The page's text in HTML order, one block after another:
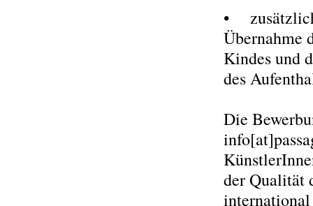
•
Übernahme
Kindes und
des
Die
der Qualität